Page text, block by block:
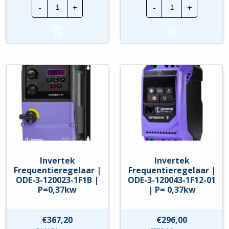
- Frequentieregelaar
|
120023-
P=0,37kw
hoeveelheid
+ -
|
120023-
P=0,37kw
hoeveelheid
+
Invertek
Frequentieregelaar |
ODE-3-120023-1F1B |
P=0,37kw
€367,20
Invertek
Frequentieregelaar |
ODE-3-120043-1F12-01
| P= 0,37kw
€296,00